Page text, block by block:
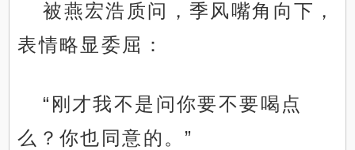
被燕宏浩质问，季风嘴角向下，
表情略显委屈：
“刚才我不是问你要不要喝点
么？你也同意的。”